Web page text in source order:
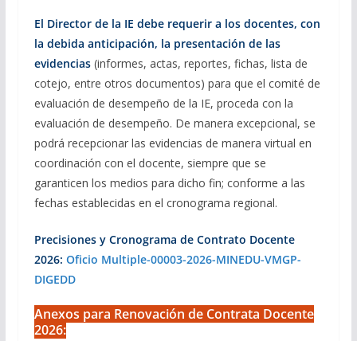
El Director de la IE debe requerir a los docentes, con
la debida anticipación, la presentación de las
evidencias(informes, actas, reportes, fichas, lista de
cotejo, entre otros documentos) para que el comité de
evaluación de desempeño de la IE, proceda con la
evaluación de desempeño. De manera excepcional, se
podrá recepcionar las evidencias de manera virtual en
coordinación con el docente, siempre que se
garanticen los medios para dicho fin; conforme a las
fechas establecidas en el cronograma regional.
Precisiones y Cronograma de Contrato Docente
2026: Oficio Multiple-00003-2026-MINEDU-VMGP-
DIGEDD
Anexos para Renovación de Contrata Docente
2026: